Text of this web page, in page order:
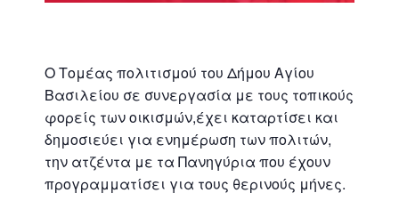
Ο Τομέας πολιτισμού του Δήμου Αγίου
Βασιλείου σε συνεργασία με τους τοπικούς
φορείς των οικισμών,έχει καταρτίσει και
δημοσιεύει για ενημέρωση των πολιτών,
την ατζέντα με τα Πανηγύρια που έχουν
προγραμματίσει για τους θερινούς μήνες.